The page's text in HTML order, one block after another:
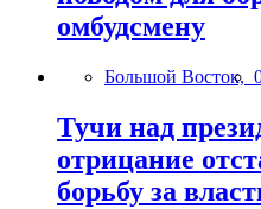
омбудсмену
Большой Восток,
Тучи над
отрицание
борьбу за